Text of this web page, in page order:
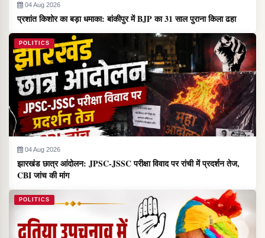
04 Aug 2026
प्रशांत किशोर का बड़ा धमाका: बांकीपुर में BJP का 31 साल पुराना किला ढहा
POLITICS
04 Aug 2026
झारखंड छात्र आंदोलन: JPSC-JSSC परीक्षा विवाद पर रांची में प्रदर्शन तेज,
CBI जांच की मांग
POLITICS